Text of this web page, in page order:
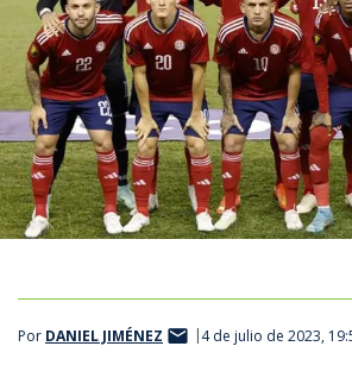
Por DANIEL JIMÉNEZ 4 de julio de 2023,